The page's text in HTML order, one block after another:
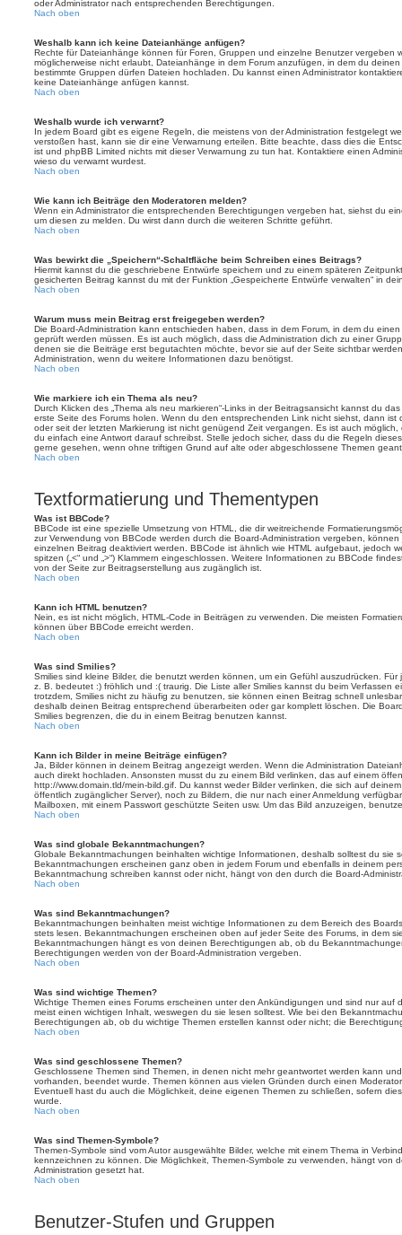
oder Administrator nach entsprechenden Berechtigungen.
Nach oben
Weshalb kann ich keine Dateianhänge anfügen?
Rechte für Dateianhänge können für Foren, Gruppen und einzelne Benutzer vergeben
möglicherweise nicht erlaubt, Dateianhänge in dem Forum anzufügen, in dem du
bestimmte Gruppen dürfen Dateien hochladen. Du kannst einen Administrator
keine Dateianhänge anfügen kannst.
Nach oben
Weshalb wurde ich verwarnt?
In jedem Board gibt es eigene Regeln, die meistens von der Administration festgelegt
verstoßen hast, kann sie dir eine Verwarnung erteilen. Bitte beachte, dass dies die
ist und phpBB Limited nichts mit dieser Verwarnung zu tun hat. Kontaktiere einen
wieso du verwarnt wurdest.
Nach oben
Wie kann ich Beiträge den Moderatoren melden?
Wenn ein Administrator die entsprechenden Berechtigungen vergeben hat, siehst du
um diesen zu melden. Du wirst dann durch die weiteren Schritte geführt.
Nach oben
Was bewirkt die „Speichern“-Schaltfläche beim Schreiben eines Beitrags?
Hiermit kannst du die geschriebene Entwürfe speichern und zu einem späteren
gesicherten Beitrag kannst du mit der Funktion „Gespeicherte Entwürfe verwalten“ in
Nach oben
Warum muss mein Beitrag erst freigegeben werden?
Die Board-Administration kann entschieden haben, dass in dem Forum, in dem du
geprüft werden müssen. Es ist auch möglich, dass die Administration dich zu einer
denen sie die Beiträge erst begutachten möchte, bevor sie auf der Seite sichtbar
Administration, wenn du weitere Informationen dazu benötigst.
Nach oben
Wie markiere ich ein Thema als neu?
Durch Klicken des „Thema als neu markieren“-Links in der Beitragsansicht kannst du
erste Seite des Forums holen. Wenn du den entsprechenden Link nicht siehst, dann ist
oder seit der letzten Markierung ist nicht genügend Zeit vergangen. Es ist auch
du einfach eine Antwort darauf schreibst. Stelle jedoch sicher, dass du die Regeln
gerne gesehen, wenn ohne triftigen Grund auf alte oder abgeschlossene Themen
Nach oben
Textformatierung und Thementypen
Was ist BBCode?
BBCode ist eine spezielle Umsetzung von HTML, die dir weitreichende
zur Verwendung von BBCode werden durch die Board-Administration vergeben,
einzelnen Beitrag deaktiviert werden. BBCode ist ähnlich wie HTML aufgebaut, jedoch
spitzen („<“ und „>“) Klammern eingeschlossen. Weitere Informationen zu BBCode
von der Seite zur Beitragserstellung aus zugänglich ist.
Nach oben
Kann ich HTML benutzen?
Nein, es ist nicht möglich, HTML-Code in Beiträgen zu verwenden. Die meisten
können über BBCode erreicht werden.
Nach oben
Was sind Smilies?
Smilies sind kleine Bilder, die benutzt werden können, um ein Gefühl auszudrücken.
z. B. bedeutet :) fröhlich und :( traurig. Die Liste aller Smilies kannst du beim Verfassen
trotzdem, Smilies nicht zu häufig zu benutzen, sie können einen Beitrag schnell
deshalb deinen Beitrag entsprechend überarbeiten oder gar komplett löschen. Die
Smilies begrenzen, die du in einem Beitrag benutzen kannst.
Nach oben
Kann ich Bilder in meine Beiträge einfügen?
Ja, Bilder können in deinem Beitrag angezeigt werden. Wenn die Administration
auch direkt hochladen. Ansonsten musst du zu einem Bild verlinken, das auf einem
http://www.domain.tld/mein-bild.gif. Du kannst weder Bilder verlinken, die sich auf
öffentlich zugänglicher Server), noch zu Bildern, die nur nach einer Anmeldung
Mailboxen, mit einem Passwort geschützte Seiten usw. Um das Bild anzuzeigen,
Nach oben
Was sind globale Bekanntmachungen?
Globale Bekanntmachungen beinhalten wichtige Informationen, deshalb solltest du sie
Bekanntmachungen erscheinen ganz oben in jedem Forum und ebenfalls in deinem
Bekanntmachung schreiben kannst oder nicht, hängt von den durch die Board-
Nach oben
Was sind Bekanntmachungen?
Bekanntmachungen beinhalten meist wichtige Informationen zu dem Bereich des
stets lesen. Bekanntmachungen erscheinen oben auf jeder Seite des Forums, in dem
Bekanntmachungen hängt es von deinen Berechtigungen ab, ob du
Berechtigungen werden von der Board-Administration vergeben.
Nach oben
Was sind wichtige Themen?
Wichtige Themen eines Forums erscheinen unter den Ankündigungen und sind nur auf
meist einen wichtigen Inhalt, weswegen du sie lesen solltest. Wie bei den
Berechtigungen ab, ob du wichtige Themen erstellen kannst oder nicht; die
Nach oben
Was sind geschlossene Themen?
Geschlossene Themen sind Themen, in denen nicht mehr geantwortet werden kann
vorhanden, beendet wurde. Themen können aus vielen Gründen durch einen
Eventuell hast du auch die Möglichkeit, deine eigenen Themen zu schließen, sofern
wurde.
Nach oben
Was sind Themen-Symbole?
Themen-Symbole sind vom Autor ausgewählte Bilder, welche mit einem Thema in
kennzeichnen zu können. Die Möglichkeit, Themen-Symbole zu verwenden, hängt von
Administration gesetzt hat.
Nach oben
Benutzer-Stufen und Gruppen